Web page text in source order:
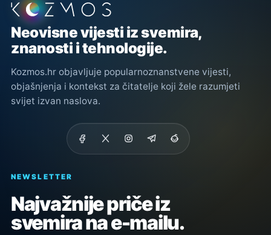
Podnožje stranice
Neovisne vijesti iz svemira,
znanosti i tehnologije.
Kozmos.hr objavljuje popularnoznanstvene vijesti,
objašnjenja i kontekst za čitatelje koji žele razumjeti
svijet izvan naslova.
NEWSLETTER
Najvažnije priče iz
svemira na e-mailu.